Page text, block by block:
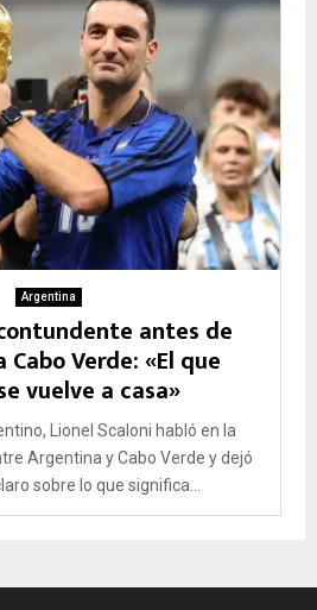
Argentina
antes de
Verde: «El que
vuelve a casa»
Lionel Scaloni habló en la
Argentina y Cabo Verde y dejó
sobre lo que significa...